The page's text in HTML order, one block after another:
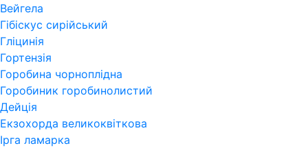
Вейгела
Гібіскус сирійський
Гліцинія
Гортензія
Горобина чорноплідна
Горобиник горобинолистий
Дейція
Екзохорда великоквіткова
Ірга ламарка